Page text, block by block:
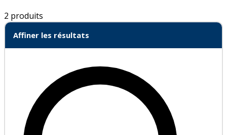
2 produits
Affiner les résultats